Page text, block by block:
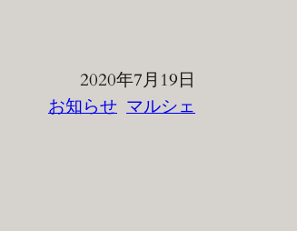
2020年7月19日
お知らせ マルシェ